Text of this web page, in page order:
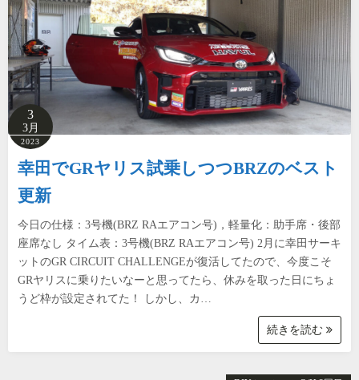
3
3月
2023
幸田でGRヤリス試乗しつつBRZのベスト
更新
今日の仕様：3号機(BRZ RAエアコン号)，軽量化：助手席・後部
座席なし タイム表：3号機(BRZ RAエアコン号) 2月に幸田サーキ
ットのGR CIRCUIT CHALLENGEが復活してたので、今度こそ
GRヤリスに乗りたいなーと思ってたら、休みを取った日にちょ
うど枠が設定されてた！ しかし、カ…
続きを読む